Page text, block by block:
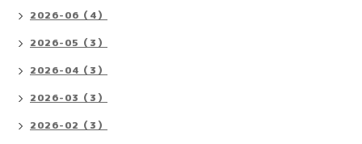
2026-06（4）
2026-05（3）
2026-04（3）
2026-03（3）
2026-02（3）